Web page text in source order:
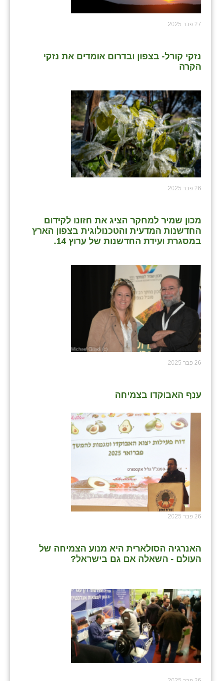
27 פבר 2025
נזקי קורל- בצפון ובדרום אומדים את נזקי
הקרה
26 פבר 2025
מכון שמיר למחקר הציג את חזונו לקידום
החדשנות המדעית והטכנולוגית בצפון הארץ
במסגרת ועידת החדשנות של ערוץ 14.
26 פבר 2025
ענף האבוקדו בצמיחה
26 פבר 2025
האנרגיה הסולארית היא מנוע הצמיחה של
העולם - השאלה אם גם בישראל?